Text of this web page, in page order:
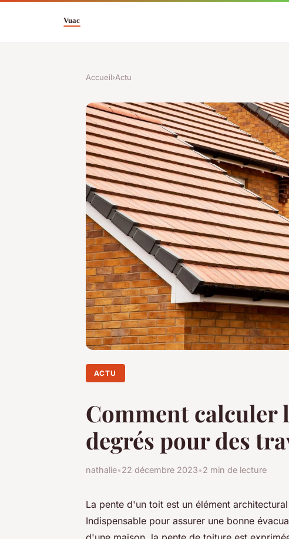
Accueil›Actu
ACTU
Comment calculer
degrés pour des
nathalie•22 décembre 2023•2 min de lecture
La pente d'un toit est un élément
Indispensable pour assurer une bonne